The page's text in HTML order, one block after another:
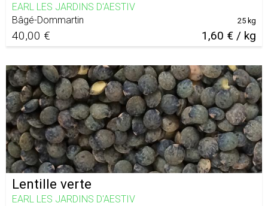
EARL LES JARDINS D'AESTIV
Bâgé-Dommartin
40,00 € 1,60 € / kg
25 kg
Lentille verte
EARL LES JARDINS D'AESTIV